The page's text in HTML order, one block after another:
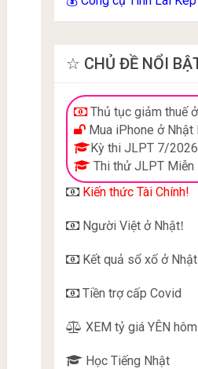
☆ CHỦ ĐỀ NỔI
Thủ tục giảm thuế
Mua iPhone ở Nhật
Kỳ thi JLPT 7/2026
Thi thử JLPT Miễn
Kiến thức Tài Chính!
Người Việt ở Nhật!
Kết quả sổ xố ở
Tiền trợ cấp Covid
XEM tỷ giá YÊN
Học Tiếng Nhật